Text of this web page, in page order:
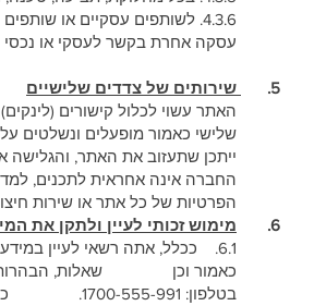
4.3.6. לשותפים עסקיים או
עסקה אחרת בקשר לעסקי או
5.
שירותים של צדדים שלישיים
האתר עשוי לכלול קישורים
שלישי כאמור מופעלים ונשלטים
ייתכן שתעזוב את האתר, והגלישה
החברה אינה אחראית לתכנים,
הפרטיות של כל אתר או שירות
6.
מימוש זכותי לעיין ולתקן את
6.1. ככלל, אתה רשאי לעיין
כאמור וכן שאלות, הבהרות או
בטלפון: 1700-555-991. ככל שתעדיף לפנות בדואר, ניתן לפנות לכתובת החברה: רח' שונצינו 13 תל אביב 6721613.